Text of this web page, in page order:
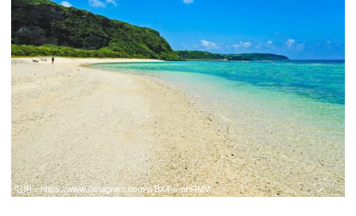
引用：https://www.instagram.com/p/BX4-u-nhRMV/